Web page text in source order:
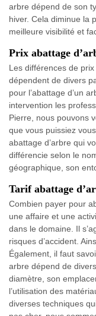
arbre dépend de son
hiver. Cela diminue la
meilleure visibilité et
Prix abattage
Les différences de
dépendent de divers
pour l’abattage d’un
intervention les
Pierre, nous pouvons
que vous puissiez
abattage d’arbre qui
différencie selon le
géographique, son
Tarif abattage
Combien payer pour
une affaire et une
dans le domaine. Il
risques d’accident.
Également, il faut
arbre dépend de
diamètre, son
l’utilisation des
diverses techniques